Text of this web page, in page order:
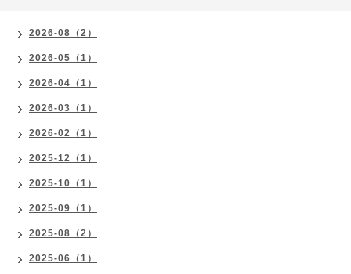
2026-08（2）
2026-05（1）
2026-04（1）
2026-03（1）
2026-02（1）
2025-12（1）
2025-10（1）
2025-09（1）
2025-08（2）
2025-06（1）